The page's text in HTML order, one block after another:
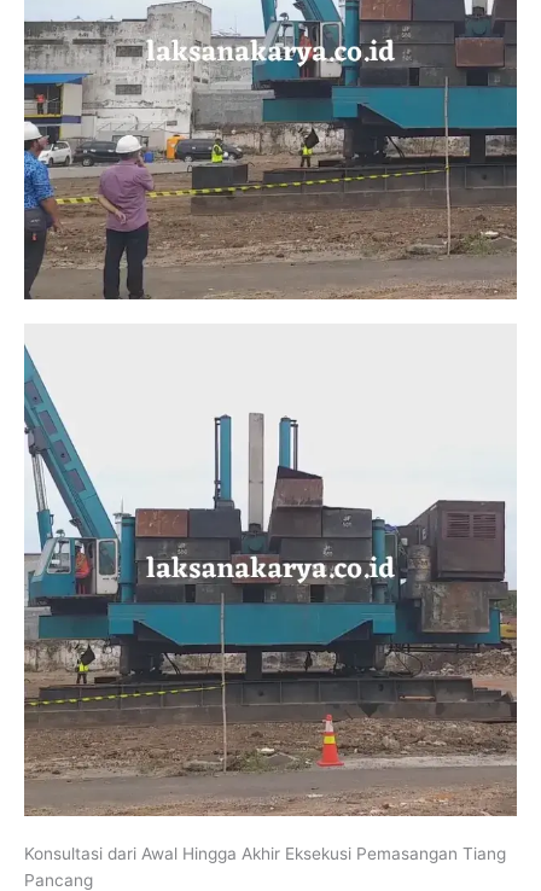
Konsultasi dari Awal Hingga Akhir Eksekusi Pemasangan Tiang
Pancang